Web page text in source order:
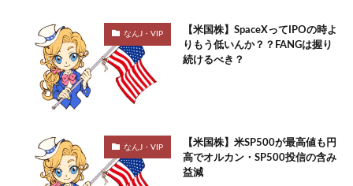
なんJ・VIP
【米国株】SpaceXってIPOの時よ
りもう低いんか？？FANGは握り
続けるべき？
なんJ・VIP
【米国株】米SP500が最高値も円
高でオルカン・SP500投信の含み
益減